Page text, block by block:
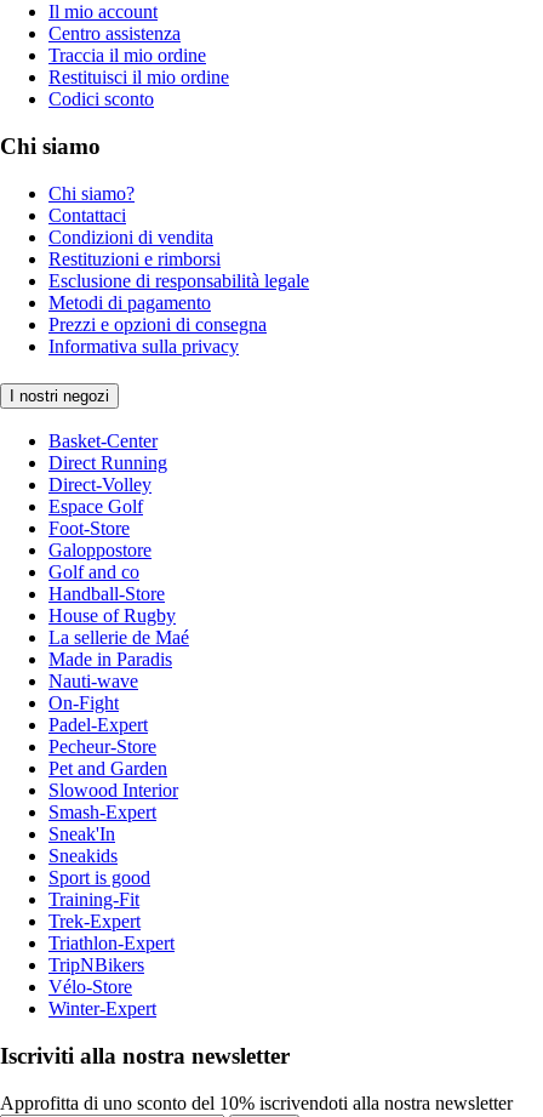
Il mio account
Centro assistenza
Traccia il mio ordine
Restituisci il mio ordine
Codici sconto
Chi siamo
Chi siamo?
Contattaci
Condizioni di vendita
Restituzioni e rimborsi
Esclusione di responsabilità legale
Metodi di pagamento
Prezzi e opzioni di consegna
Informativa sulla privacy
I nostri negozi
Basket-Center
Direct Running
Direct-Volley
Espace Golf
Foot-Store
Galoppostore
Golf and co
Handball-Store
House of Rugby
La sellerie de Maé
Made in Paradis
Nauti-wave
On-Fight
Padel-Expert
Pecheur-Store
Pet and Garden
Slowood Interior
Smash-Expert
Sneak'In
Sneakids
Sport is good
Training-Fit
Trek-Expert
Triathlon-Expert
TripNBikers
Vélo-Store
Winter-Expert
Iscriviti alla nostra newsletter
Approfitta di uno sconto del 10% iscrivendoti alla nostra newsletter